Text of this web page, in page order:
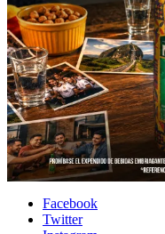
Facebook
Twitter